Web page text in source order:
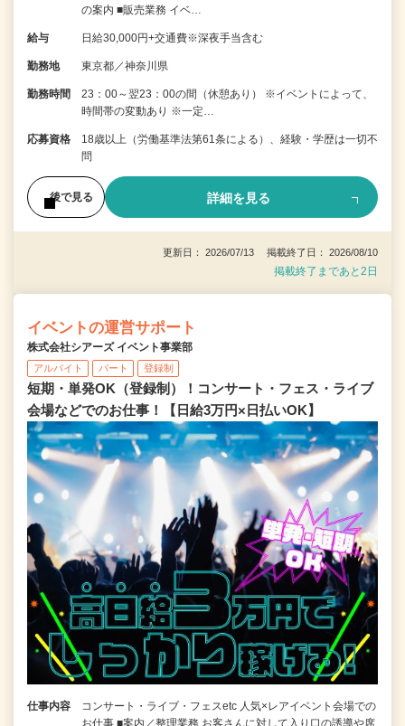
の案内 ■販売業務 イベ…
給与 日給30,000円+交通費※深夜手当含む
勤務地 東京都／神奈川県
勤務時間
23：00～翌23：00の間（休憩あり） ※イベントによって、
時間帯の変動あり ※一定…
応募資格
18歳以上（労働基準法第61条による）、経験・学歴は一切不
問
後で見る 詳細を見る
更新日： 2026/07/13 掲載終了日： 2026/08/10
掲載終了まであと2日
イベントの運営サポート
株式会社シアーズ イベント事業部
アルバイト パート 登録制
短期・単発OK（登録制）！コンサート・フェス・ライブ
会場などでのお仕事！【日給3万円×日払いOK】
仕事内容
コンサート・ライブ・フェスetc 人気×レアイベント会場での
お仕事 ■案内／整理業務 お客さんに対して入り口の誘導や席